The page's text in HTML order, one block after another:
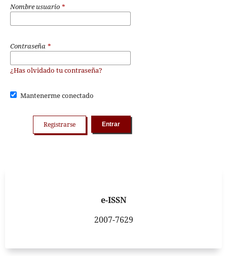
Nombre usuario *
Contraseña *
¿Has olvidado tu contraseña?
Mantenerme conectado
Entrar
Registrarse
e-ISSN
2007-7629